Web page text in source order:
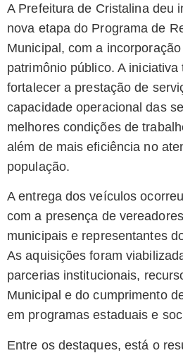
A Prefeitura de Cristalina deu
nova etapa do Programa de
Municipal, com a
patrimônio público. A
fortalecer a prestação de
capacidade operacional das
melhores condições de
além de mais eficiência no
população.
A entrega dos veículos
com a presença de
municipais e representantes
As aquisições foram
parcerias institucionais,
Municipal e do cumprimento
em programas estaduais e
Entre os destaques, está o